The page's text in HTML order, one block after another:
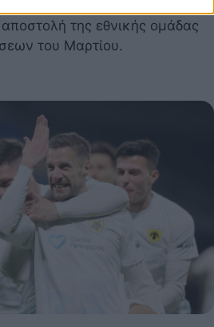
της εθνικής ομάδας
του Μαρτίου.